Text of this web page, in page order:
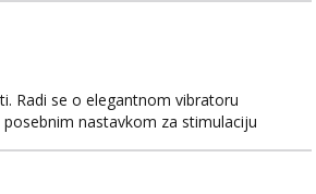
Radi se o elegantnom vibratoru
nastavkom za stimulaciju